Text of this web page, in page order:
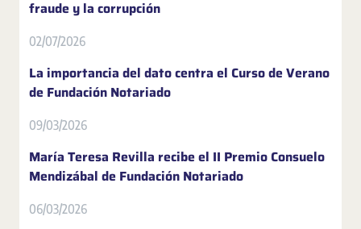
fraude y la corrupción
02/07/2026
La importancia del dato centra el Curso de Verano
de Fundación Notariado
09/03/2026
María Teresa Revilla recibe el II Premio Consuelo
Mendizábal de Fundación Notariado
06/03/2026